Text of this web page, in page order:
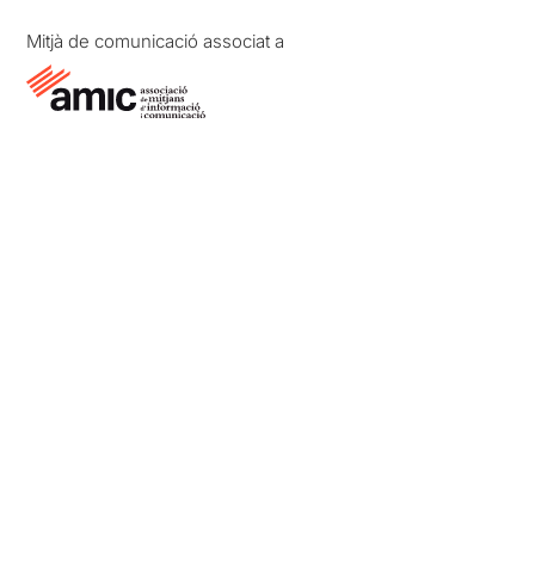
Mitjà de comunicació associat a